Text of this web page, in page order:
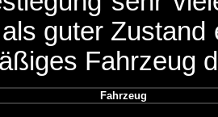
guter
Fahrzeug
Fahrzeug